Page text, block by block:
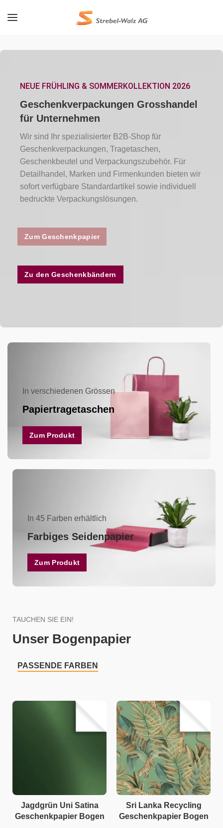
NEUE FRÜHLING & SOMMERKOLLEKTION 2026
Geschenkverpackungen Grosshandel
für Unternehmen
Wir sind Ihr spezialisierter B2B-Shop für
Geschenkverpackungen, Tragetaschen,
Geschenkbeutel und Verpackungszubehör. Für
Detailhandel, Marken und Firmenkunden bieten wir
sofort verfügbare Standardartikel sowie individuell
bedruckte Verpackungslösungen.
Zum Geschenkpapier
Zu den Geschenkbändern
In verschiedenen Grössen
Papiertragetaschen
Zum Produkt
In 45 Farben erhältlich
Farbiges Seidenpapier
Zum Produkt
TAUCHEN SIE EIN!
Unser Bogenpapier
PASSENDE FARBEN
Jagdgrün Uni Satina
Geschenkpapier Bogen
Sri Lanka Recycling
Geschenkpapier Bogen